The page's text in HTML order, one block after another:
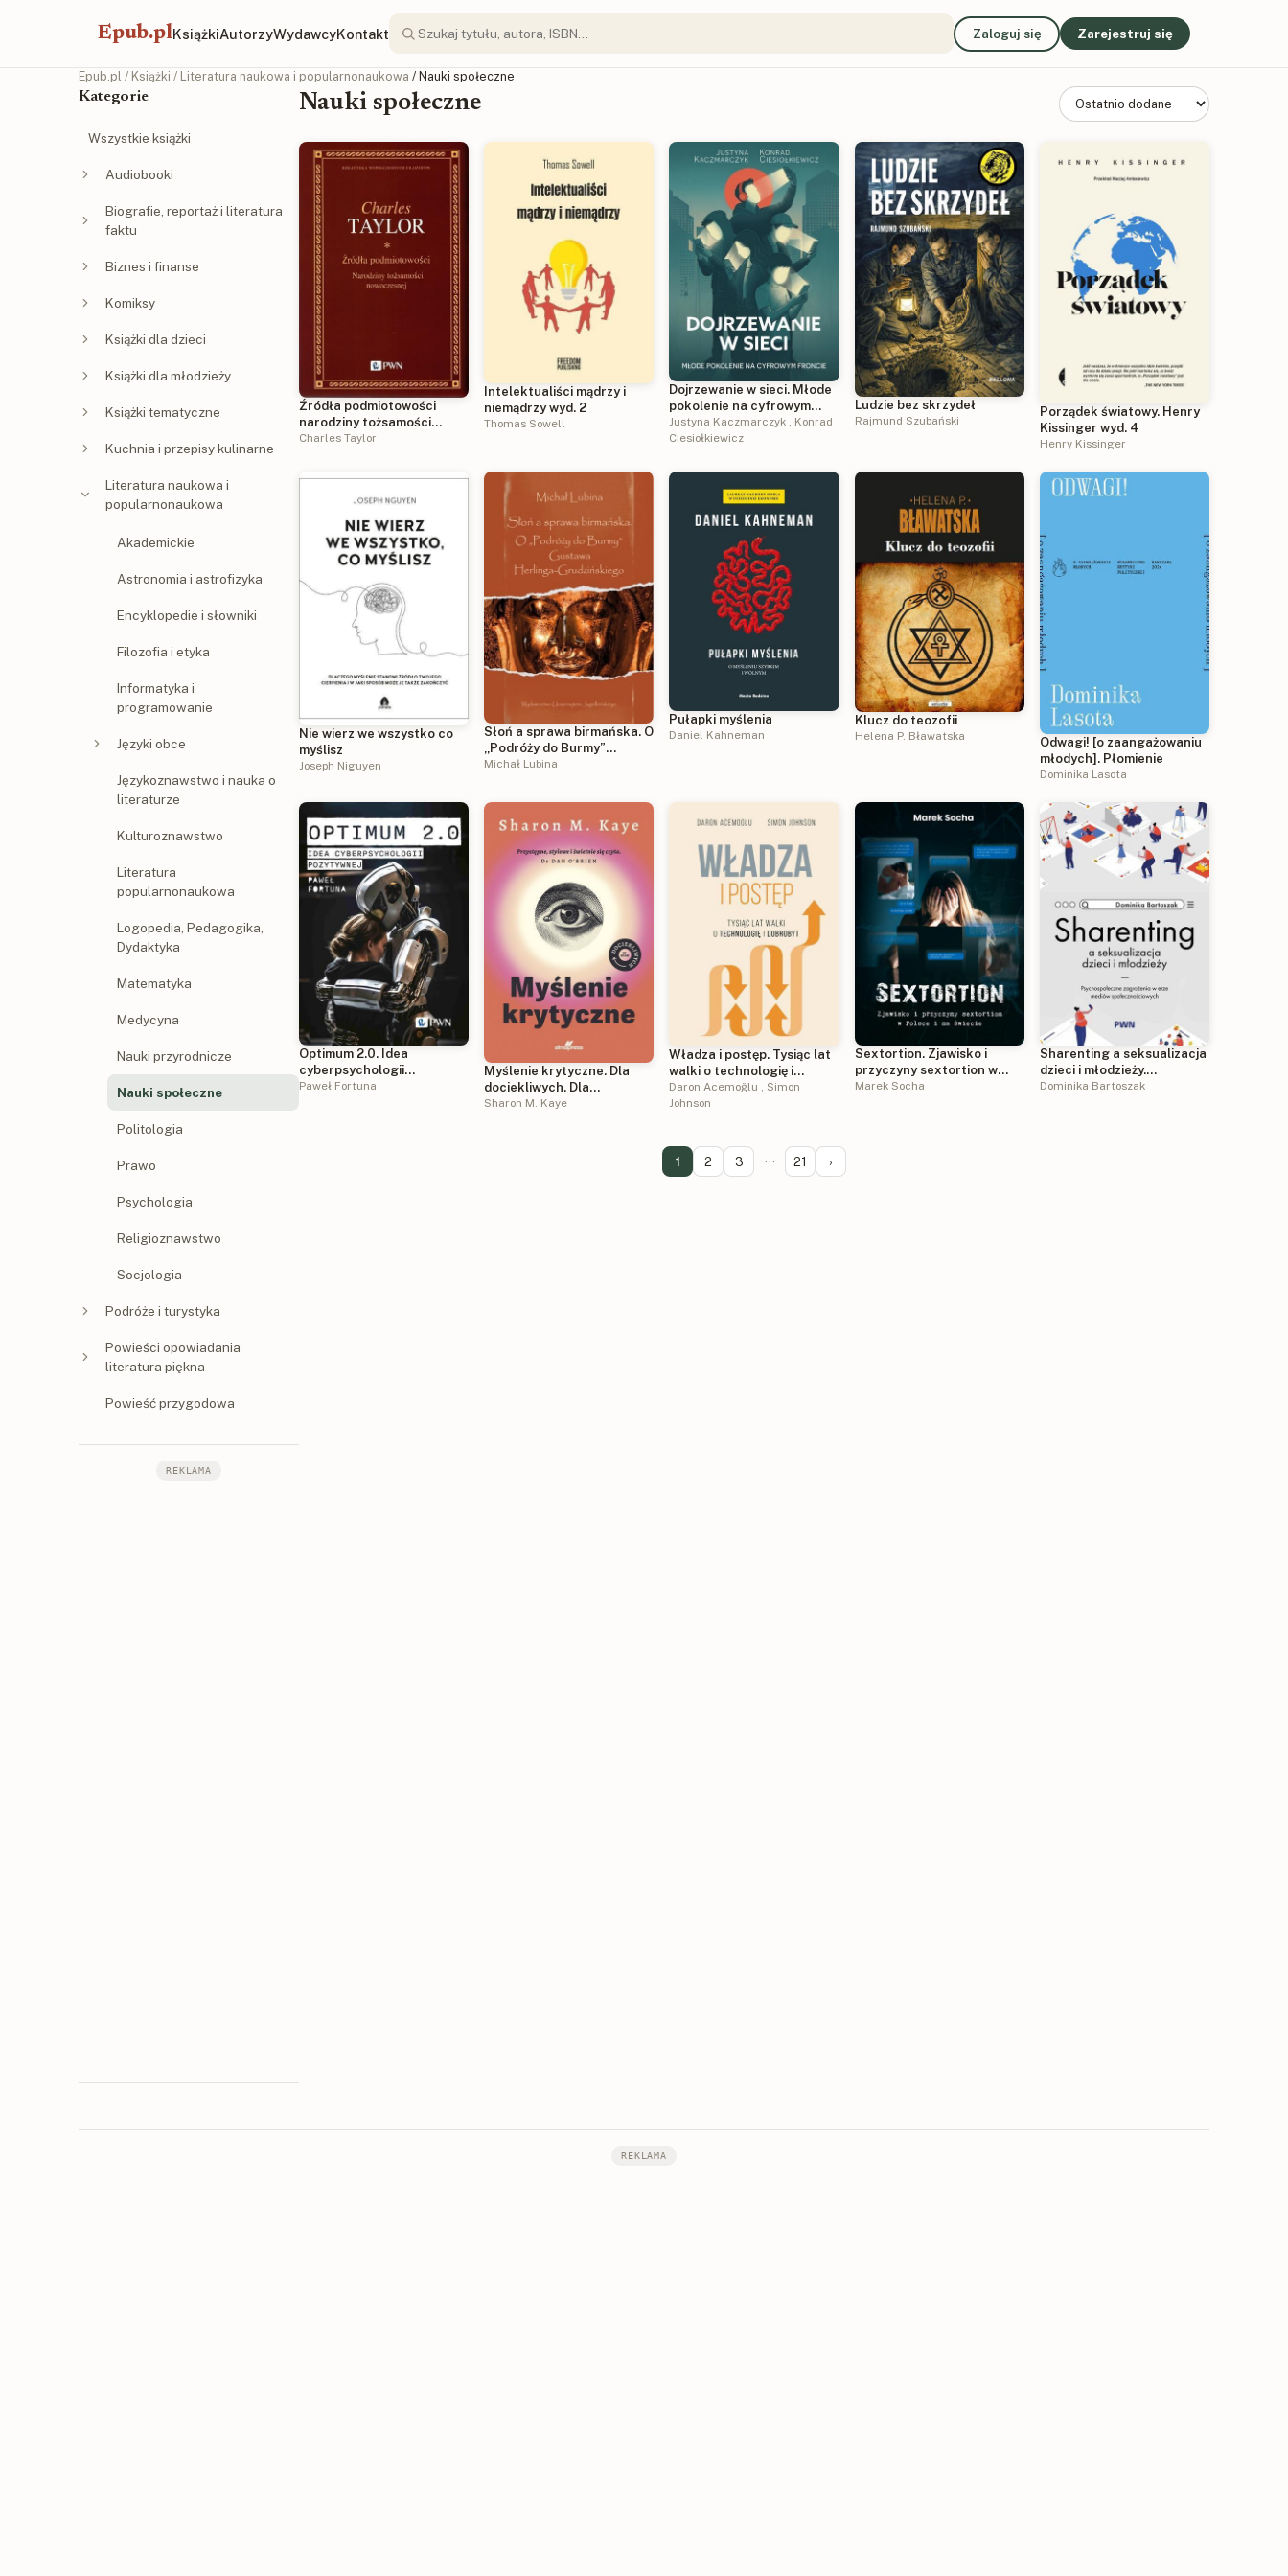
Epub.plKsiążkiAutorzyWydawcyKontakt Zaloguj się Zarejestruj się
Epub.pl / Książki / Literatura naukowa i popularnonaukowa / Nauki społeczne
Kategorie
Wszystkie książki
Audiobooki
Biografie, reportaż i literatura
faktu
Biznes i finanse
Komiksy
Książki dla dzieci
Książki dla młodzieży
Książki tematyczne
Kuchnia i przepisy kulinarne
Literatura naukowa i
popularnonaukowa
Akademickie
Astronomia i astrofizyka
Encyklopedie i słowniki
Filozofia i etyka
Informatyka i
programowanie
Języki obce
Językoznawstwo i nauka o
literaturze
Kulturoznawstwo
Literatura
popularnonaukowa
Logopedia, Pedagogika,
Dydaktyka
Matematyka
Medycyna
Nauki przyrodnicze
Nauki społeczne
Politologia
Prawo
Psychologia
Religioznawstwo
Socjologia
Podróże i turystyka
Powieści opowiadania
literatura piękna
Powieść przygodowa
REKLAMA
Nauki społeczne
Źródła podmiotowości
narodziny tożsamości
nowoczesnej
Charles Taylor
Intelektualiści mądrzy i
niemądrzy wyd. 2
Thomas Sowell
Dojrzewanie w sieci. Młode
pokolenie na cyfrowym
froncie
Justyna Kaczmarczyk
Konrad
Ciesiołkiewicz
Ludzie bez skrzydeł
Rajmund Szubański
Porządek światowy. Henry
Kissinger wyd. 4
Henry Kissinger
Nie wierz we wszystko co
myślisz
Joseph Niguyen
Słoń a sprawa birmańska. O
„Podróży do Burmy”
Gustawa Herlinga-
Michał Lubina
Pułapki myślenia
Daniel Kahneman
Klucz do teozofii
Helena P. Bławatska
Odwagi! [o zaangażowaniu
młodych]. Płomienie
Dominika Lasota
Optimum 2.0. Idea
cyberpsychologii
pozytywnej
Paweł Fortuna
Myślenie krytyczne. Dla
dociekliwych. Dla
dociekliwych
Sharon M. Kaye
Władza i postęp. Tysiąc lat
walki o technologię i
dobrobyt
Daron Acemoğlu
Simon
Johnson
Sextortion. Zjawisko i
przyczyny sextortion w
Polsce i na świecie
Marek Socha
Sharenting a seksualizacja
dzieci i młodzieży.
Psychospołeczne
Dominika Bartoszak
1 2 3 ··· 21 ›
REKLAMA